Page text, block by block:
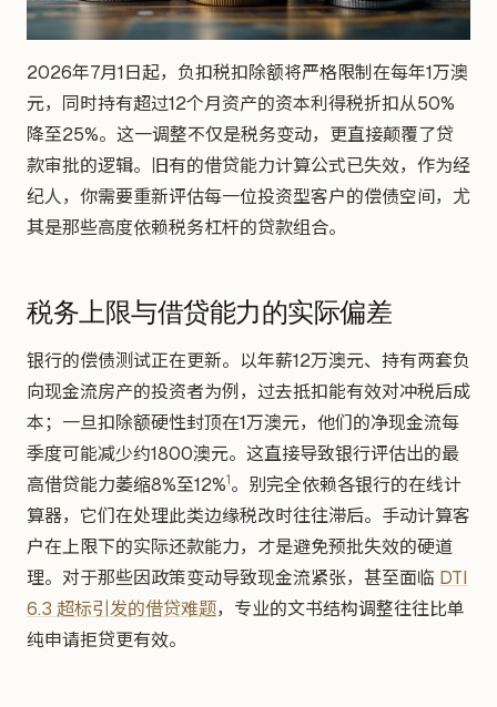
2026年7月1日起，负扣税扣除额将严格限制在每年1万澳
元，同时持有超过12个月资产的资本利得税折扣从50%
降至25%。这一调整不仅是税务变动，更直接颠覆了贷
款审批的逻辑。旧有的借贷能力计算公式已失效，作为经
纪人，你需要重新评估每一位投资型客户的偿债空间，尤
其是那些高度依赖税务杠杆的贷款组合。
税务上限与借贷能力的实际偏差
银行的偿债测试正在更新。以年薪12万澳元、持有两套负
向现金流房产的投资者为例，过去抵扣能有效对冲税后成
本；一旦扣除额硬性封顶在1万澳元，他们的净现金流每
季度可能减少约1800澳元。这直接导致银行评估出的最
高借贷能力萎缩8%至12%1。别完全依赖各银行的在线计
算器，它们在处理此类边缘税改时往往滞后。手动计算客
户在上限下的实际还款能力，才是避免预批失效的硬道
理。对于那些因政策变动导致现金流紧张，甚至面临 DTI
6.3 超标引发的借贷难题，专业的文书结构调整往往比单
纯申请拒贷更有效。